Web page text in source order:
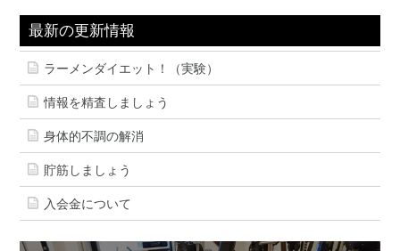
最新の更新情報
ラーメンダイエット！（実験）
情報を精査しましょう
身体的不調の解消
貯筋しましょう
入会金について